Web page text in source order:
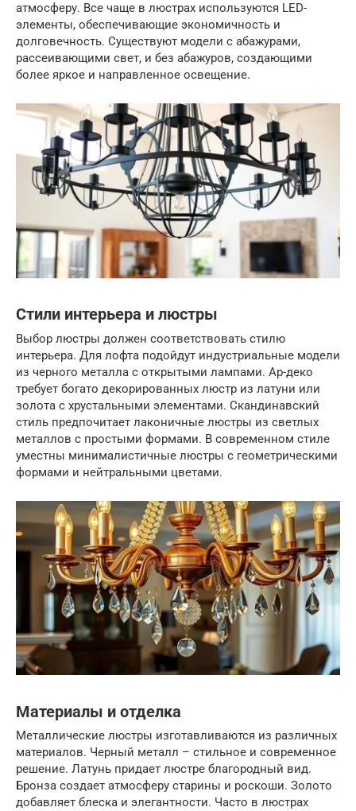
атмосферу. Все чаще в люстрах используются LED-
элементы, обеспечивающие экономичность и
долговечность. Существуют модели с абажурами,
рассеивающими свет, и без абажуров, создающими
более яркое и направленное освещение.
Стили интерьера и люстры
Выбор люстры должен соответствовать стилю
интерьера. Для лофта подойдут индустриальные модели
из черного металла с открытыми лампами. Ар-деко
требует богато декорированных люстр из латуни или
золота с хрустальными элементами. Скандинавский
стиль предпочитает лаконичные люстры из светлых
металлов с простыми формами. В современном стиле
уместны минималистичные люстры с геометрическими
формами и нейтральными цветами.
Материалы и отделка
Металлические люстры изготавливаются из различных
материалов. Черный металл – стильное и современное
решение. Латунь придает люстре благородный вид.
Бронза создает атмосферу старины и роскоши. Золото
добавляет блеска и элегантности. Часто в люстрах